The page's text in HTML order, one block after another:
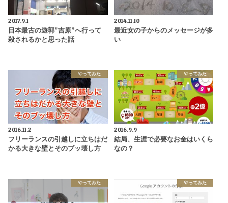
2017.9.1
日本最古の遊郭”吉原”へ行って
殺されるかと思った話
2014.11.10
最近女の子からのメッセージが多
い
やってみた
2016.11.2
フリーランスの引越しに立ちはだ
かる大きな壁とそのブッ壊し方
やってみた
2016.9.9
結局、生涯で必要なお金はいくら
なの？
やってみた やってみた